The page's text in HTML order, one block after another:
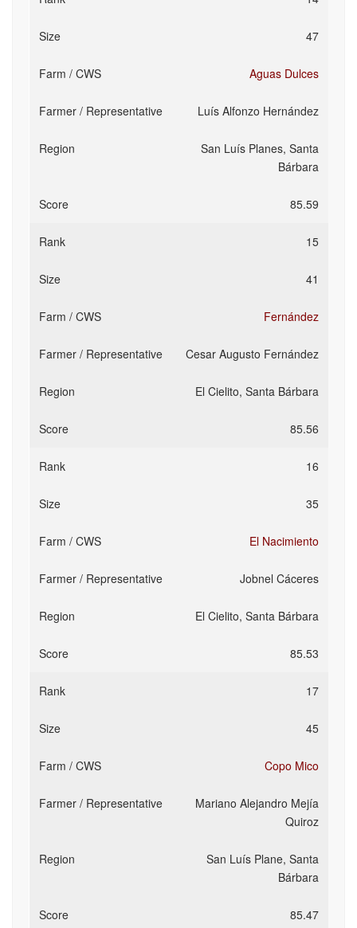
47
Aguas Dulces
Luís Alfonzo Hernández
San Luís Planes, Santa
Bárbara
85.59
15
41
Fernández
Cesar Augusto Fernández
El Cielito, Santa Bárbara
85.56
16
35
El Nacimiento
Jobnel Cáceres
El Cielito, Santa Bárbara
85.53
17
45
Copo Mico
Mariano Alejandro Mejía
Quiroz
San Luís Plane, Santa
Bárbara
85.47